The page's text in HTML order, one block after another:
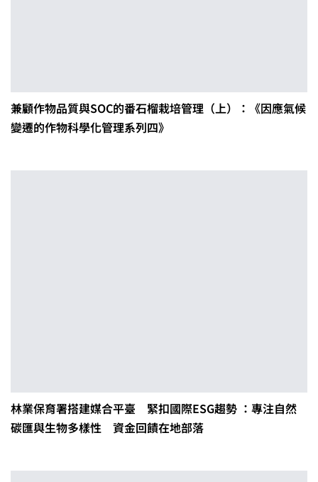
兼顧作物品質與SOC的番石榴栽培管理（上）：《因應氣候
變遷的作物科學化管理系列四》
林業保育署搭建媒合平臺 緊扣國際ESG趨勢 ：專注自然
碳匯與生物多樣性 資金回饋在地部落